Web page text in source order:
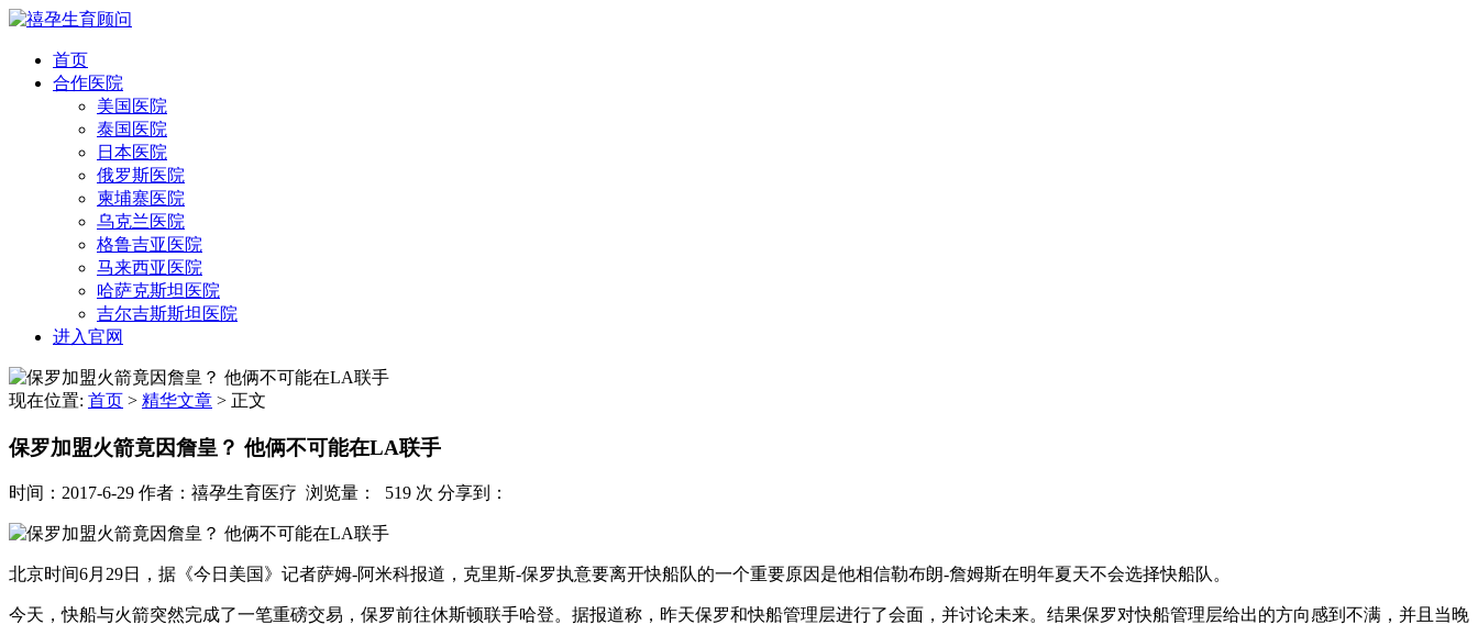
首页
合作医院
美国医院
泰国医院
日本医院
俄罗斯医院
柬埔寨医院
乌克兰医院
格鲁吉亚医院
马来西亚医院
哈萨克斯坦医院
吉尔吉斯斯坦医院
进入官网
现在位置: 首页 > 精华文章 > 正文
保罗加盟火箭竟因詹皇？ 他俩不可能在LA联手
时间：2017-6-29 作者：禧孕生育医疗 浏览量： 519 次 分享到：
北京时间6月29日，据《今日美国》记者萨姆-阿米科报道，克里斯-保罗执意要离开快船队的一个重要原因是他相信勒布朗-詹姆斯在明年夏天不会选择快船队。
今天，快船与火箭突然完成了一笔重磅交易，保罗前往休斯顿联手哈登。据报道称，昨天保罗和快船管理层进行了会面，并讨论未来。结果保罗对快船管理层给出的方向感到不满，并且当晚